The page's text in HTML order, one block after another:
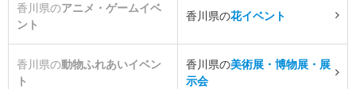
香川県のアニメ・ゲームイベ
ント
香川県の花イベント
香川県の動物ふれあいイベン
ト
香川県の美術展・博物展・展
示会